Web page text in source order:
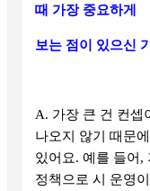
때 가장 중요하게
보는 점이 있으신
A. 가장 큰 건 컨셉
나오지 않기 때문
있어요. 예를 들어 ,
정책으로 시 운영